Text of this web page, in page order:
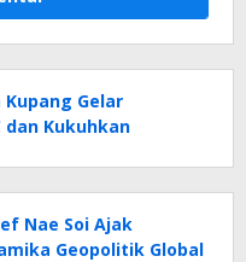
Gelar
dan Kukuhkan
Nae Soi Ajak
Geopolitik Global